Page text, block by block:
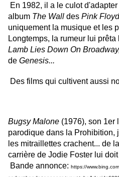
En 1982, il a le culot
album The Wall des Pink Floyd
uniquement la musique et les
Longtemps, la rumeur lui
Lamb Lies Down On
de Genesis...
Des films qui cultivent aussi
Bugsy Malone (1976), son 1er
parodique dans la Prohibition,
les mitraillettes crachent... de
carrière de Jodie Foster lui doit
Bande annonce: https://